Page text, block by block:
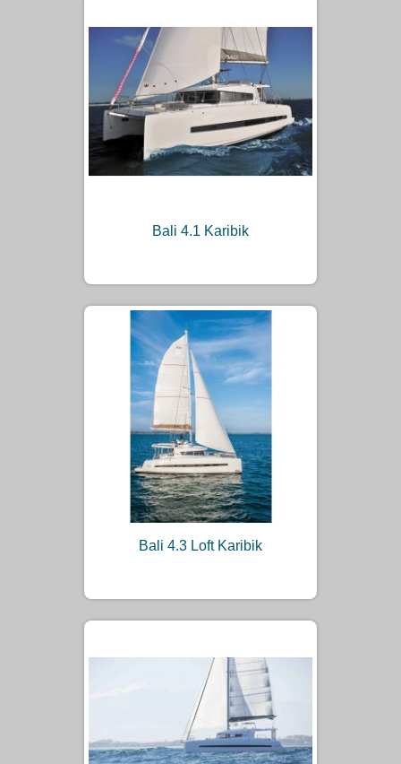
Bali 4.1 Karibik
Bali 4.3 Loft Karibik